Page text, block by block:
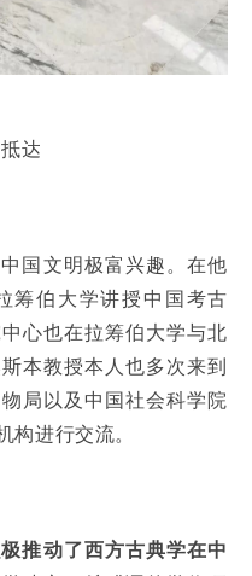
达
国文明极富兴趣。在他
筹伯大学讲授中国考古
心也在拉筹伯大学与北
本教授本人也多次来到
局以及中国社会科学院
构进行交流。
推动了西方古典学在中